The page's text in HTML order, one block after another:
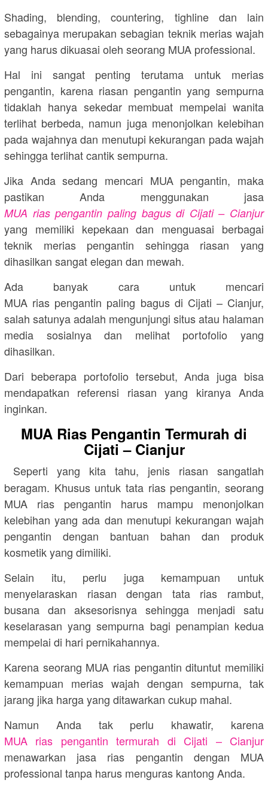
Shading, blending, countering, tighline dan lain
sebagainya merupakan sebagian teknik merias wajah
yang harus dikuasai oleh seorang MUA professional.
Hal ini sangat penting terutama untuk merias
pengantin, karena riasan pengantin yang sempurna
tidaklah hanya sekedar membuat mempelai wanita
terlihat berbeda, namun juga menonjolkan kelebihan
pada wajahnya dan menutupi kekurangan pada wajah
sehingga terlihat cantik sempurna.
Jika Anda sedang mencari MUA pengantin, maka
pastikan Anda menggunakan jasa
MUA rias pengantin paling bagus di Cijati – Cianjur
yang memiliki kepekaan dan menguasai berbagai
teknik merias pengantin sehingga riasan yang
dihasilkan sangat elegan dan mewah.
Ada banyak cara untuk mencari
MUA rias pengantin paling bagus di Cijati – Cianjur,
salah satunya adalah mengunjungi situs atau halaman
media sosialnya dan melihat portofolio yang
dihasilkan.
Dari beberapa portofolio tersebut, Anda juga bisa
mendapatkan referensi riasan yang kiranya Anda
inginkan.
MUA Rias Pengantin Termurah di
Cijati – Cianjur
Seperti yang kita tahu, jenis riasan sangatlah
beragam. Khusus untuk tata rias pengantin, seorang
MUA rias pengantin harus mampu menonjolkan
kelebihan yang ada dan menutupi kekurangan wajah
pengantin dengan bantuan bahan dan produk
kosmetik yang dimiliki.
Selain itu, perlu juga kemampuan untuk
menyelaraskan riasan dengan tata rias rambut,
busana dan aksesorisnya sehingga menjadi satu
keselarasan yang sempurna bagi penampian kedua
mempelai di hari pernikahannya.
Karena seorang MUA rias pengantin dituntut memiliki
kemampuan merias wajah dengan sempurna, tak
jarang jika harga yang ditawarkan cukup mahal.
Namun Anda tak perlu khawatir, karena
MUA rias pengantin termurah di Cijati – Cianjur
menawarkan jasa rias pengantin dengan MUA
professional tanpa harus menguras kantong Anda.